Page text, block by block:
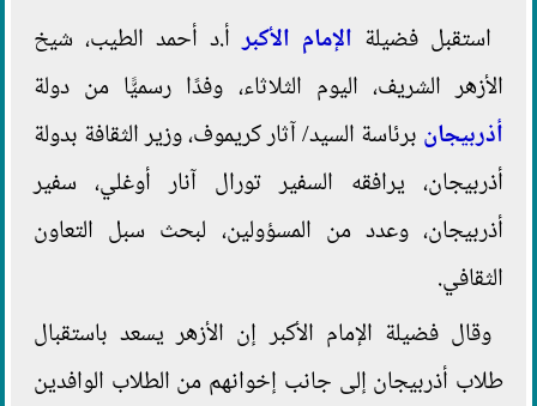
استقبل فضيلة الإمام الأكبرأ.د أحمد الطيب، شيخ
الأزهر الشريف، اليوم الثلاثاء، وفدًا رسميًّا من دولة
أذربيجان برئاسة السيد/ آثار كريموف، وزير الثقافة بدولة
أذربيجان، يرافقه السفير تورال آنار أوغلي، سفير
أذربيجان، وعدد من المسؤولين، لبحث سبل التعاون
الثقافي.
وقال فضيلة الإمام الأكبر إن الأزهر يسعد باستقبال
طلاب أذربيجان إلى جانب إخوانهم من الطلاب الوافدين